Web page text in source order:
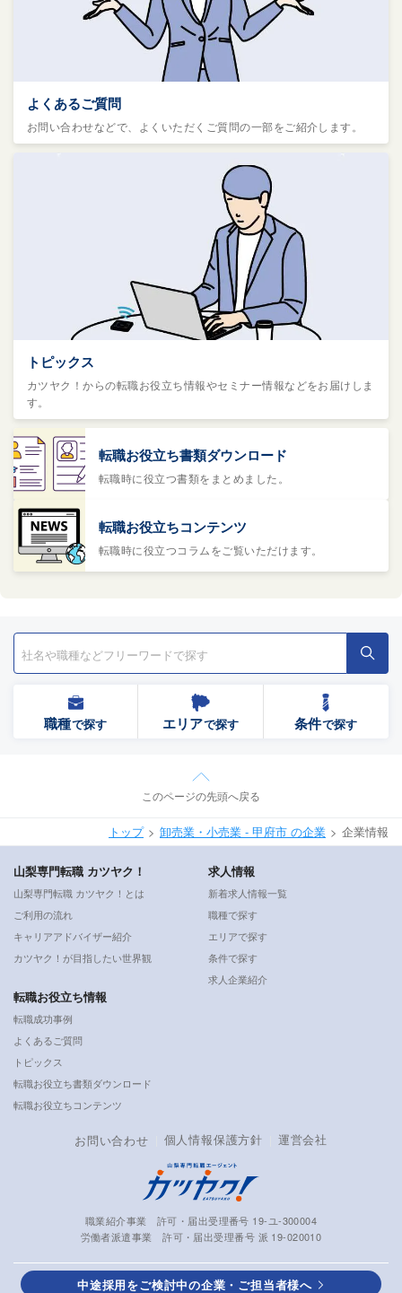
よくあるご質問
お問い合わせなどで、よくいただくご質問の一部をご紹介します。
トピックス
カツヤク！からの転職お役立ち情報やセミナー情報などをお届けしま
す。
転職お役立ち書類ダウンロード
転職時に役立つ書類をまとめました。
転職お役立ちコンテンツ
転職時に役立つコラムをご覧いただけます。
職種で探す エリアで探す 条件で探す
このページの先頭へ戻る
トップ 卸売業・小売業 - 甲府市 の企業 企業情報
山梨専門転職 カツヤク！
山梨専門転職 カツヤク！とは
ご利用の流れ
キャリアアドバイザー紹介
カツヤク！が目指したい世界観
求人情報
新着求人情報一覧
職種で探す
エリアで探す
条件で探す
求人企業紹介
転職お役立ち情報
転職成功事例
よくあるご質問
トピックス
転職お役立ち書類ダウンロード
転職お役立ちコンテンツ
お問い合わせ 個人情報保護方針 運営会社
職業紹介事業 許可・届出受理番号 19-ユ-300004
労働者派遣事業 許可・届出受理番号 派 19-020010
中途採用をご検討中の企業・ご担当者様へ